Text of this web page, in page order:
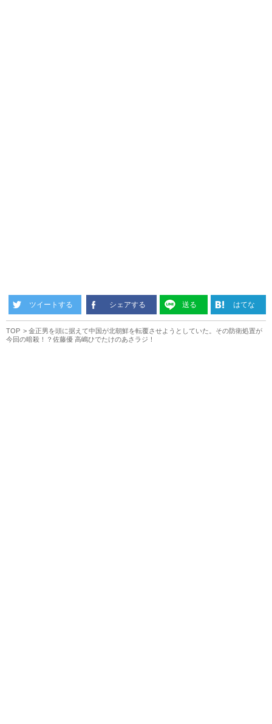
ツイートする シェアする 送る はてな
TOP
金正男を頭に据えて中国が北朝鮮を転覆させようとしていた。その防衛処置が
今回の暗殺！？佐藤優 高嶋ひでたけのあさラジ！